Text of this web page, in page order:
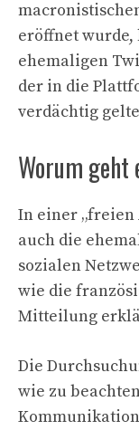
eröffnet
ehemaligen
der in die
verdächtig
Worum
In einer „freien
auch die
sozialen
wie die
Mitteilung
Die
wie zu